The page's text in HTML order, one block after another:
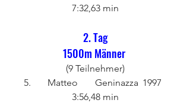
7:32,63 min
2. Tag
1500m Männer
(9 Teilnehmer)
5. 	Matteo	Geninazza	1997
3:56,48 min